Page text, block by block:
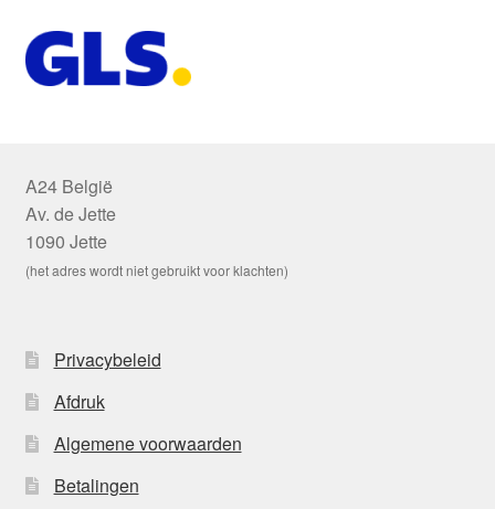
A24 België
Av. de Jette
1090 Jette
(het adres wordt niet gebruikt voor klachten)
Privacybeleid
Afdruk
Algemene voorwaarden
Betalingen